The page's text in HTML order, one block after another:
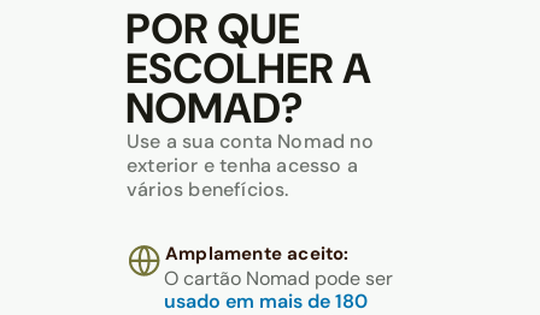
POR QUE
ESCOLHER A
NOMAD?
Use a sua conta Nomad no
exterior e tenha acesso a
vários benefícios.
Amplamente aceito:
O cartão Nomad pode ser
usado em mais de 180